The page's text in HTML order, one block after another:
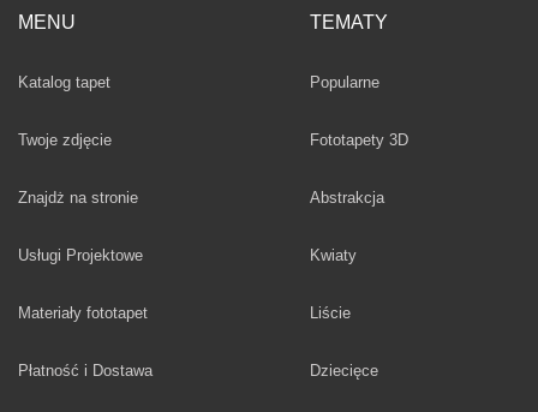
MENU
Katalog tapet
Twoje zdjęcie
Znajdż na stronie
Usługi Projektowe
Materiały fototapet
Płatność i Dostawa
TEMATY
Fototapety
Popularne
Fototapety 3D
Fototapety
Abstrakcja
Fototapety
Kwiaty
Fototapety
Liście
Fototapety
Dziecięce